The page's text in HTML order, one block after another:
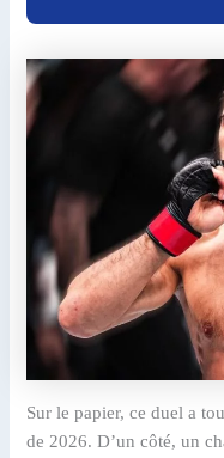
Sur le papier, ce duel a
de 2026. D’un côté, un